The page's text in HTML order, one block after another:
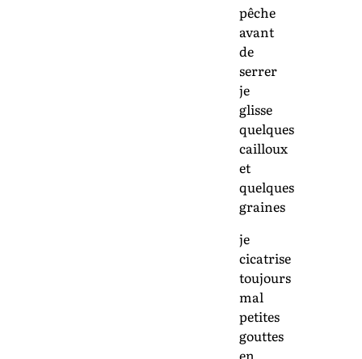
pêche
avant
de
serrer
je
glisse
quelques
cailloux
et
quelques
graines
je
cicatrise
toujours
mal
petites
gouttes